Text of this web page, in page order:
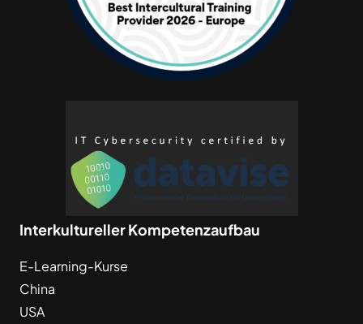
Interkultureller Kompetenzaufbau
E-Learning-Kurse
China
USA